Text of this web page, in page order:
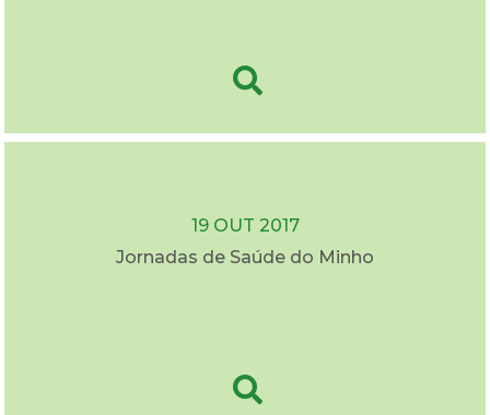
19 OUT 2017
Jornadas de Saúde do Minho